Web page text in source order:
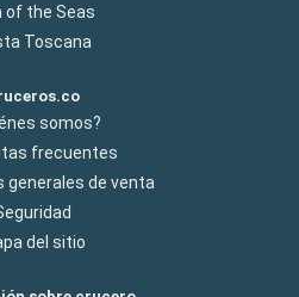
of the Seas
Toscana
somos?
frecuentes
generales de venta
del sitio